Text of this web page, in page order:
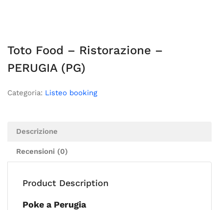
Toto Food – Ristorazione –
PERUGIA (PG)
Categoria: Listeo booking
Descrizione
Recensioni (0)
Product Description
Poke a Perugia